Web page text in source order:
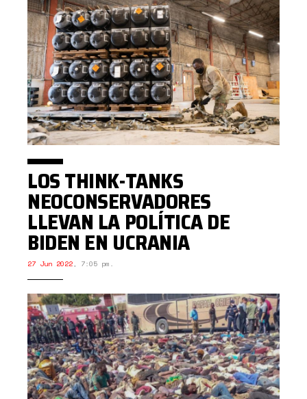
LOS THINK-TANKS
NEOCONSERVADORES
LLEVAN LA POLÍTICA DE
BIDEN EN UCRANIA
27 Jun 2022, 7:05 pm.